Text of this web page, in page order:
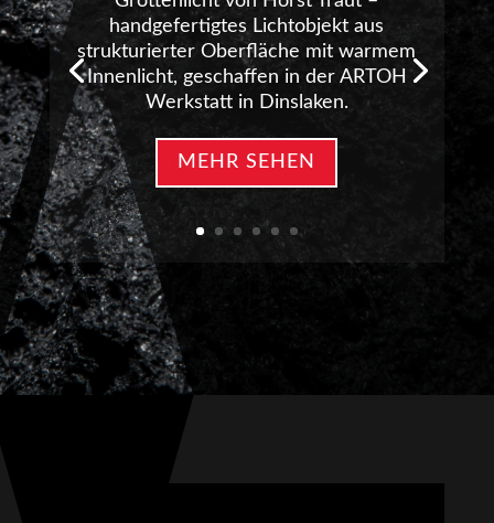
handgefertigtes Lichtobjekt aus
strukturierter Oberfläche mit warmem
Innenlicht, geschaffen in der ARTOH
Werkstatt in Dinslaken.
MEHR SEHEN